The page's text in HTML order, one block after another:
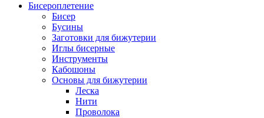
Бисероплетение
Бисер
Бусины
Заготовки для бижутерии
Иглы бисерные
Инструменты
Кабошоны
Основы для бижутерии
Леска
Нити
Проволока